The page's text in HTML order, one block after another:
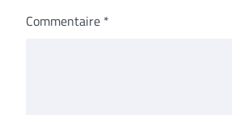
Commentaire *